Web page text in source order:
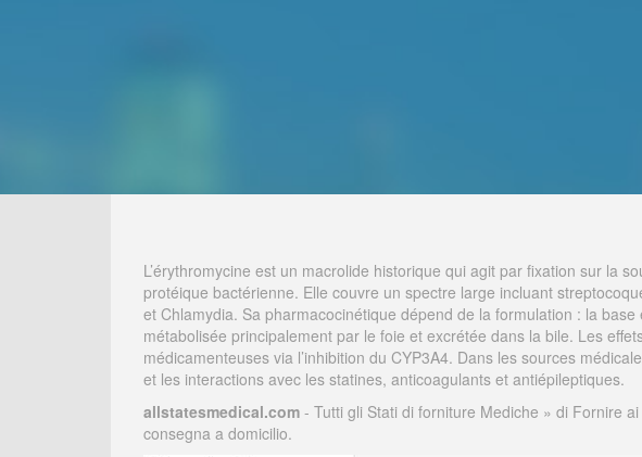
L’érythromycine est un macrolide historique qui agit par fixation sur la
protéique bactérienne. Elle couvre un spectre large incluant
et Chlamydia. Sa pharmacocinétique dépend de la formulation : la
métabolisée principalement par le foie et excrétée dans la bile. Les
médicamenteuses via l’inhibition du CYP3A4. Dans les sources
et les interactions avec les statines, anticoagulants et antiépileptiques.
allstatesmedical.com - Tutti gli Stati di forniture Mediche » di Fornire
consegna a domicilio.